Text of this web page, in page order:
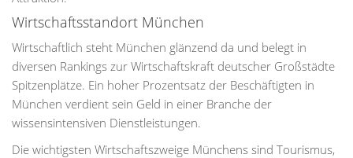
Wirtschaftsstandort München
Wirtschaftlich steht München glänzend da und belegt in
diversen Rankings zur Wirtschaftskraft deutscher Großstädte
Spitzenplätze. Ein hoher Prozentsatz der Beschäftigten in
München verdient sein Geld in einer Branche der
wissensintensiven Dienstleistungen.
Die wichtigsten Wirtschaftszweige Münchens sind Tourismus,